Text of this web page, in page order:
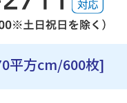
平方cm/600枚]